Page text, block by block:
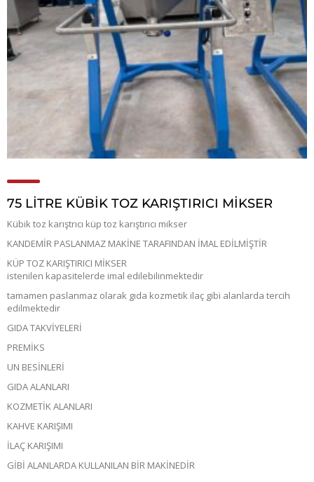
75 LİTRE KÜBİK TOZ KARIŞTIRICI MİKSER
Kübik toz karıştrıcı küp toz karıştırıcı mikser
KANDEMİR PASLANMAZ MAKİNE TARAFINDAN İMAL EDİLMİŞTİR
KÜP TOZ KARIŞTIRICI MİKSER
istenilen kapasitelerde imal edilebilinmektedir
tamamen paslanmaz olarak gıda kozmetik ilaç gibi alanlarda tercih
edilmektedir
GIDA TAKVİYELERİ
PREMİKS
UN BESİNLERİ
GIDA ALANLARI
KOZMETİK ALANLARI
KAHVE KARIŞIMI
İLAÇ KARIŞIMI
GİBİ ALANLARDA KULLANILAN BİR MAKİNEDİR